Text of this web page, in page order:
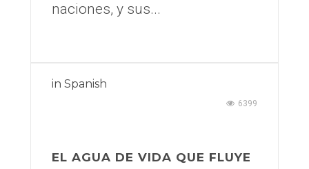
naciones, y sus...
in Spanish
6399
EL AGUA DE VIDA QUE FLUYE